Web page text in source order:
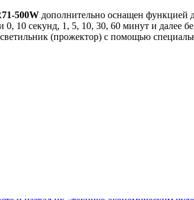
500W дополнительно оснащен функцией
0, 10 секунд, 1, 5, 10, 30, 60 минут и
(прожектор) с помощью